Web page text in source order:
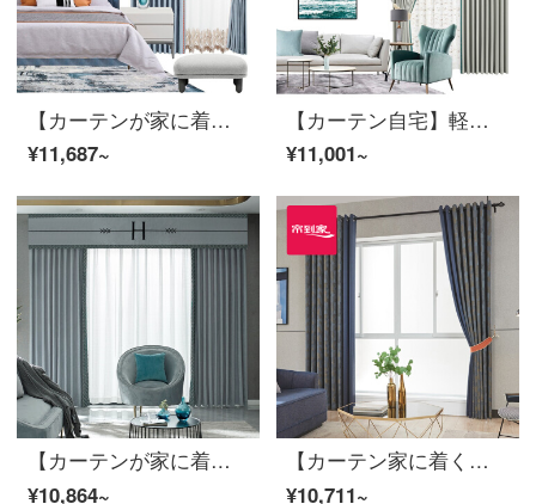
【カーテンが家に着く】カーテン製品の花をシームレスにつなぎ合わせて、軽い贅沢な高遮光純色カスタムカーテンリビングルームの書斎高精密定型化床窓LDC 20 SSB-0901打孔/カーテンヘッドを含まない(高2.6 m以内で改変可能)XLのカーテンセット/ダブルオープン(適用窓幅3.5-4.1 m)
¥11,687~
【カーテン自宅】軽豪華カーテン製品高精密流金歳月高遮光リビングルームの左右にシャッターを張ってカスタマイズしたLDC 20 SSB-0401ノック/カーテンヘッドを含まない(高2.6 m以内で変更可能)XLのカーテンセット/ダブルオープン(適用窓幅3.5-4.1 m)
¥11,001~
【カーテンが家に着く】カーテン製品の光豪華高遮光ジャカードの拡散林壁透綴定型化ポリエステルリビングルームの近代的な注文ダウン窓JBLW 016 Sフック/カーテンヘッドを含まない(高2.6メートル以内で変更可能)XLのカーテンセット/ダブルオープン(適用窓の幅4.1-1.4メートル)
¥10,864~
【カーテン家に着く】軽奢高遮光カスタムエッジ現代布のカーテンマグマリビングルームの完成品のカーテンにLDC 20 SSC-4903 Sフックを取り付ける/カーテンヘッドを含まない(高さ2.6 m以内で改変可能)XLのカーテンセット/ダブルオープン(適用窓幅3.5-4.1 m)
¥10,711~